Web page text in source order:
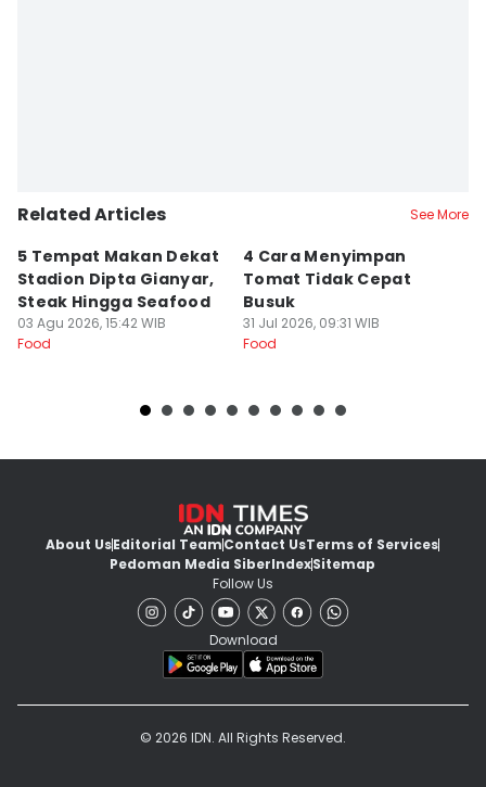
Related Articles See More
5 Tempat Makan Dekat
Stadion Dipta Gianyar,
Steak Hingga Seafood
03 Agu 2026, 15:42 WIB
Food
4 Cara Menyimpan
Tomat Tidak Cepat
Busuk
31 Jul 2026, 09:31 WIB
Food
About UsEditorial TeamContact UsTerms of Services
Pedoman Media SiberIndexSitemap
Follow Us
Download
© 2026 IDN. All Rights Reserved.